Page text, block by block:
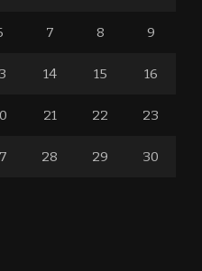
7 8 9
14 15 16
21 22 23
28 29 30